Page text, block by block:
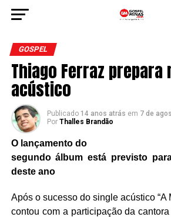
GOSPEL
Thiago Ferraz prepara
acústico
Publicado 14 anos atrás em 7 de
Por Thalles Brandão
O lançamento do
segundo álbum está previsto
deste ano
Após o sucesso do single acústico “A
contou com a participação da